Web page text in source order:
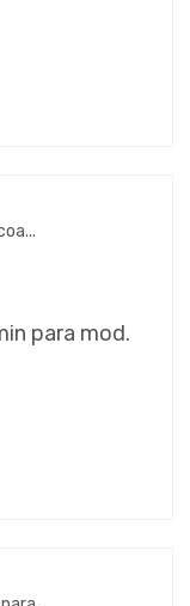
para mod.